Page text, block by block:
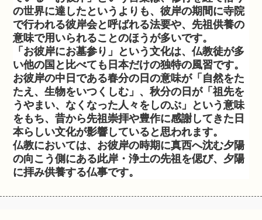
の世界に達したというよりも、彼岸の期間に寺院
で行われる彼岸会と呼ばれる法要や、先祖供養の
意味で用いられることのほうが多いです。
「お彼岸にお墓参り」という文化は、仏教徒が多
い他の国と比べても日本だけの独特の風習です。
お彼岸の中日である春分の日の意味が「自然をた
たえ、生物をいつくしむ」、秋分の日が「祖先を
うやまい、なくなった人々をしのぶ」という意味
をもち、昔から先祖崇拝や豊作に感謝してきた日
本らしい文化が影響していると思われます。
仏教においては、お彼岸の時期に真西へ沈む夕陽
の向こう側にある此岸・浄土の先祖を偲び、夕陽
に拝み供養する仏事です。